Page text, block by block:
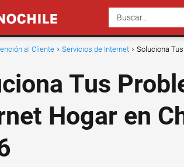
al Cliente Servicios de Internet
Soluciona
Tus
Hogar en